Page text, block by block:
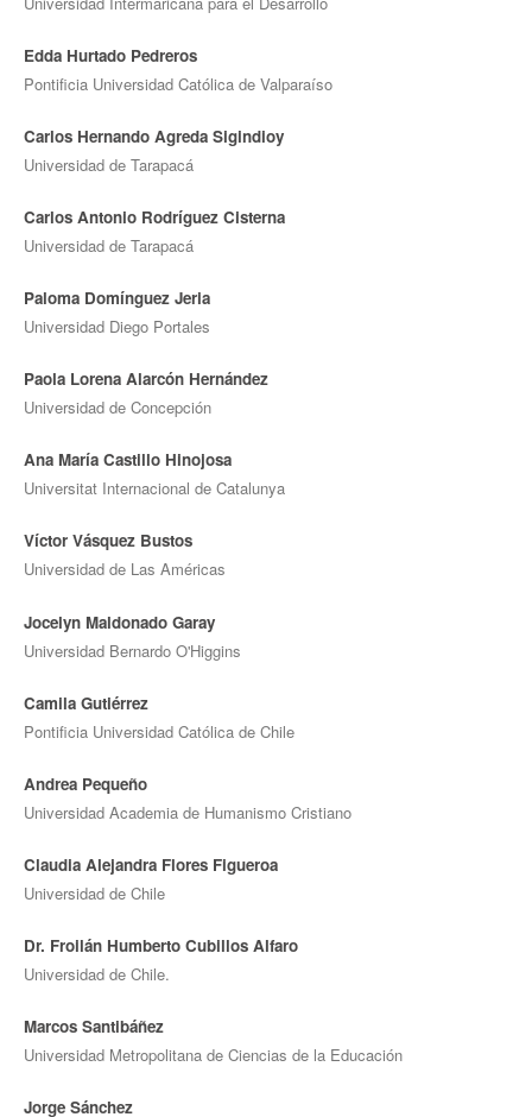
Edda Hurtado Pedreros
Pontificia Universidad Católica de Valparaíso
Carlos Hernando Agreda Sigindioy
Universidad de Tarapacá
Carlos Antonio Rodríguez Cisterna
Universidad de Tarapacá
Paloma Domínguez Jeria
Universidad Diego Portales
Paola Lorena Alarcón Hernández
Universidad de Concepción
Ana María Castillo Hinojosa
Universitat Internacional de Catalunya
Víctor Vásquez Bustos
Universidad de Las Américas
Jocelyn Maldonado Garay
Universidad Bernardo O'Higgins
Camila Gutiérrez
Pontificia Universidad Católica de Chile
Andrea Pequeño
Universidad Academia de Humanismo Cristiano
Claudia Alejandra Flores Figueroa
Universidad de Chile
Dr. Froilán Humberto Cubillos Alfaro
Universidad de Chile.
Marcos Santibáñez
Universidad Metropolitana de Ciencias de la Educación
Jorge Sánchez